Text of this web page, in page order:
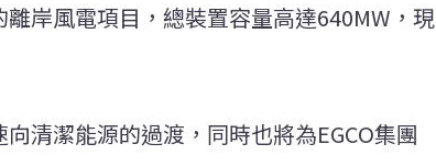
岸風電項目，總裝置容量高達640MW，現
清潔能源的過渡，同時也將為EGCO集團